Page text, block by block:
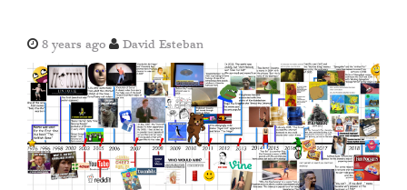
8 years ago David Esteban